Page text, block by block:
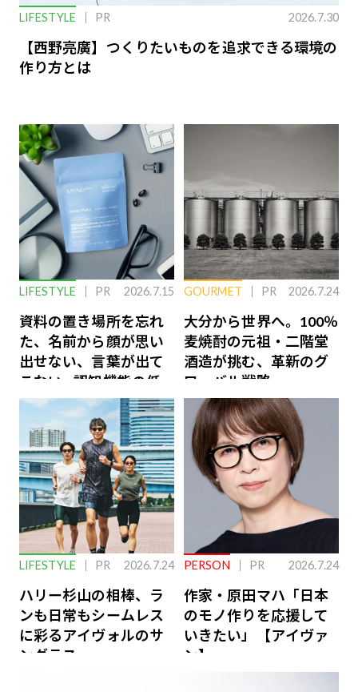
LIFESTYLE PR 2026.7.30
【西野亮廣】つくりたいものを追求できる環境の
作り方とは
LIFESTYLE PR 2026.7.15
資料の置き場所を忘れ
た、名前から顔が思い
出せない、言葉が出て
こない…認知機能の低
下を救う、脳のインナ
ーケアとは
GOURMET PR 2026.7.24
大分から世界へ。100％
麦焼酎の元祖・二階堂
酒造が挑む、革新のグ
ローバル戦略
LIFESTYLE PR 2026.7.24
ハリー杉山の相棒、ラ
ンも日常もシームレス
に彩るアイヴォルのサ
ングラス
PERSON PR 2026.7.24
作家・原田マハ「日本
のモノ作りを応援して
いきたい」【アイヴァ
ン】